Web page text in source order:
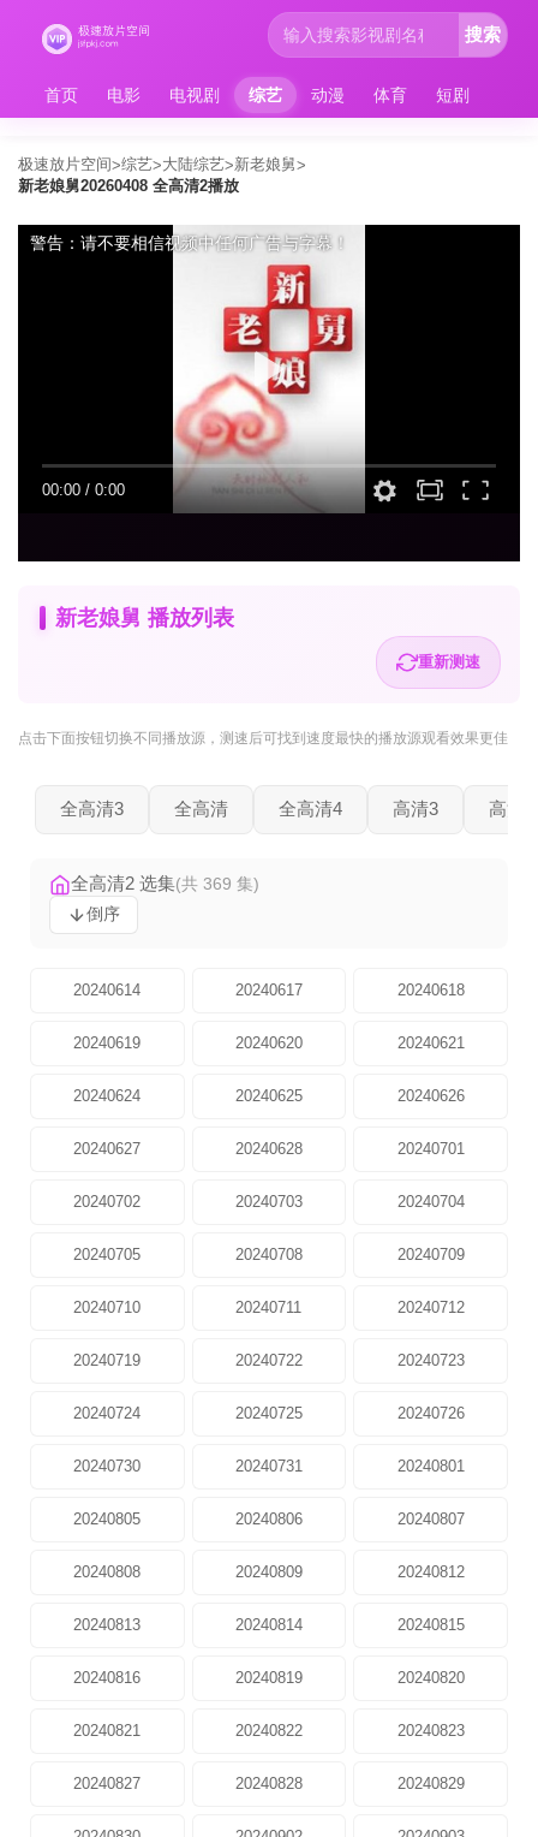
首页 电影 电视剧 综艺 动漫 体育 短剧
搜索
极速放片空间>综艺>大陆综艺>新老娘舅>
新老娘舅20260408 全高清2播放
00:00 / 0:00
警告：请不要相信视频中任何广告与字幕！
新老娘舅 播放列表
重新测速
点击下面按钮切换不同播放源 ，测速后可找到速度最快的播放源观看效果更佳
全高清3 全高清 全高清4 高清3 高清2
全高清2 选集(共 369 集)
倒序
20240614 20240617 20240618
20240619 20240620 20240621
20240624 20240625 20240626
20240627 20240628 20240701
20240702 20240703 20240704
20240705 20240708 20240709
20240710 20240711 20240712
20240719 20240722 20240723
20240724 20240725 20240726
20240730 20240731 20240801
20240805 20240806 20240807
20240808 20240809 20240812
20240813 20240814 20240815
20240816 20240819 20240820
20240821 20240822 20240823
20240827 20240828 20240829